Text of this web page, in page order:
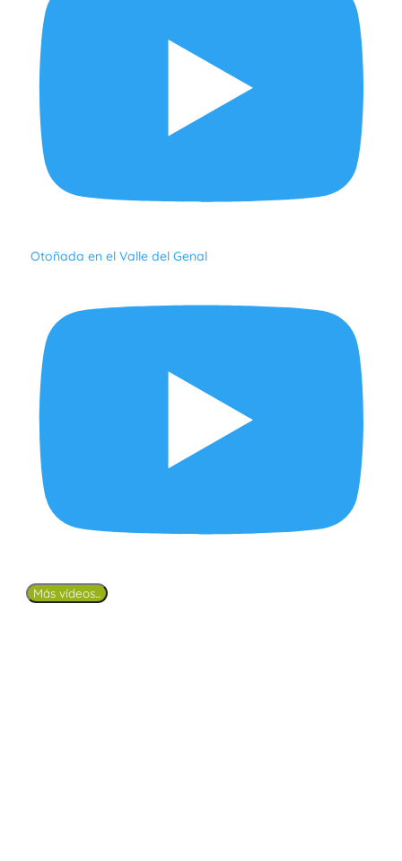
Otoñada en el Valle del Genal
Más vídeos...